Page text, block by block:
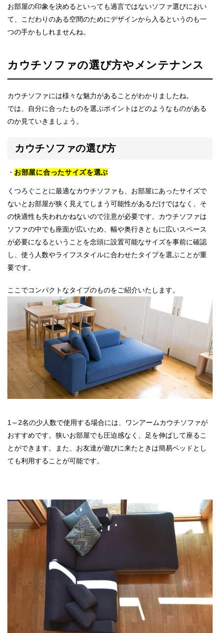
お部屋の印象を決めるといっても過言ではないソファ選びにおい
て、こだわりのある空間のためにデザインから入るというのも一
つの手かもしれませんね。
カウチソファの選び方やメンテナンス
カウチソファには様々な魅力があることがわかりましたね。
では、自分に合ったものを選ぶポイントはどのようなものがある
のか見ていきましょう。
カウチソファの選び方
お部屋に合ったサイズを選ぶ
くつろぐことに最適なカウチソファも、お部屋にあったサイズで
ないとお部屋が狭く見えてしまう可能性があるだけではなく、そ
の快適性も失われかねないので注意が必要です。カウチソファは
ソファの中でも座面が広いため、幅や奥行きともに広いスペース
が必要になるということを念頭に設置可能なサイズを事前に確認
し、使う人数やライフスタイルに合わせたタイプを選ぶことが重
要です。
ここでコンパクトなタイプのものをご紹介いたします。
1～2名の少人数で使用する場合には、ワンアームカウチソファが
おすすめです。狭いお部屋でも圧迫感なく、足を伸ばして座るこ
とができます。また、お友達が遊びに来たときは簡易ベッドとし
ても利用することが可能です。